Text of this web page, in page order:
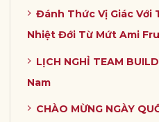
Đánh Thức Vị Giác Với
Nhiệt Đới Từ Mứt Ami
LỊCH NGHỈ TEAM
Nam
CHÀO MỪNG NGÀY